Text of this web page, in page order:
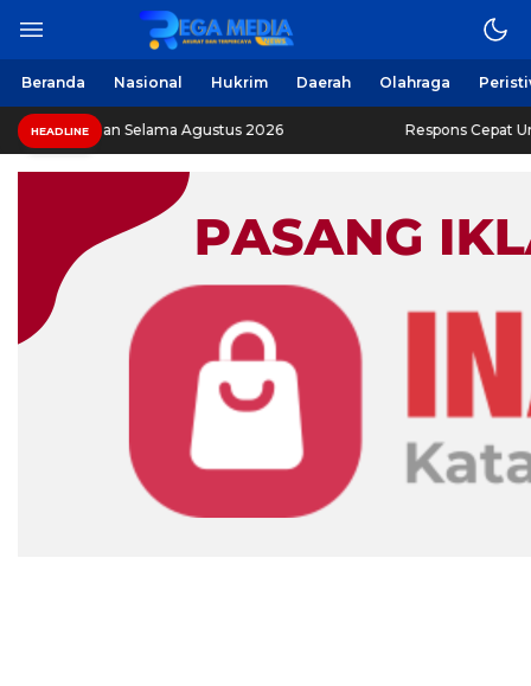
Beranda Nasional Hukrim Daerah Olahraga
HEADLINE
Selama Agustus 2026 Respons Cepat Ungkap